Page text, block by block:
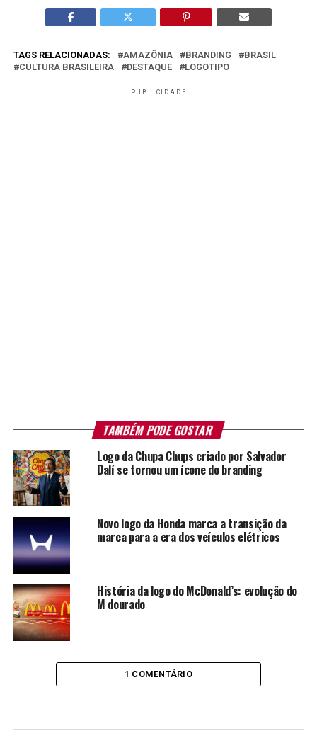
TAGS RELACIONADAS: AMAZÔNIA BRANDING
BRASIL
CULTURA BRASILEIRA
DESTAQUE LOGOTIPO
PUBLICIDADE
TAMBÉM PODE GOSTAR
Logo da Chupa Chups criado por Salvador
Dalí se tornou um ícone do branding
Novo logo da Honda marca a transição da
marca para a era dos veículos elétricos
História da logo do McDonald’s: evolução do
M dourado
1 COMENTÁRIO